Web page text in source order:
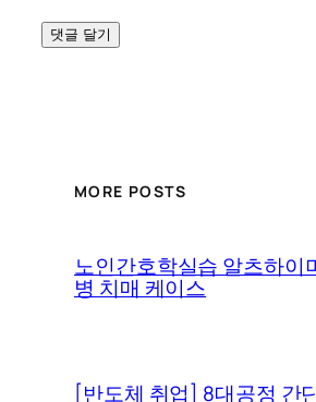
MORE POSTS
노인간호학실습 알츠하이
병 치매 케이스
[반도체 취업] 8대공정 간